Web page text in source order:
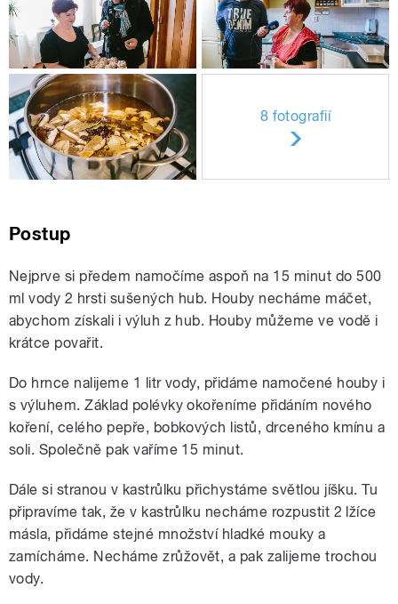
8 fotografií
Postup
Nejprve si předem namočíme aspoň na 15 minut do 500
ml vody 2 hrsti sušených hub. Houby necháme máčet,
abychom získali i výluh z hub. Houby můžeme ve vodě i
krátce povařit.
Do hrnce nalijeme 1 litr vody, přidáme namočené houby i
s výluhem. Základ polévky okořeníme přidáním nového
koření, celého pepře, bobkových listů, drceného kmínu a
soli. Společně pak vaříme 15 minut.
Dále si stranou v kastrůlku přichystáme světlou jíšku. Tu
připravíme tak, že v kastrůlku necháme rozpustit 2 lžíce
másla, přidáme stejné množství hladké mouky a
zamícháme. Necháme zrůžovět, a pak zalijeme trochou
vody.